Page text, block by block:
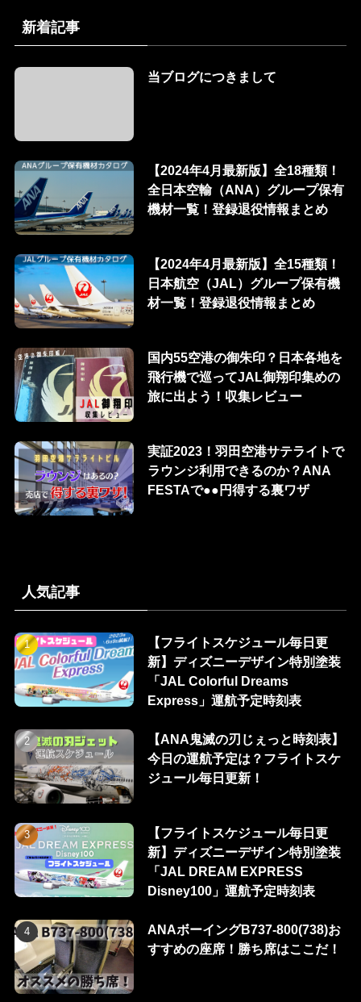
新着記事
当ブログにつきまして
【2024年4月最新版】全18種類！
全日本空輸（ANA）グループ保有
機材一覧！登録退役情報まとめ
【2024年4月最新版】全15種類！
日本航空（JAL）グループ保有機
材一覧！登録退役情報まとめ
国内55空港の御朱印？日本各地を
飛行機で巡ってJAL御翔印集めの
旅に出よう！収集レビュー
実証2023！羽田空港サテライトで
ラウンジ利用できるのか？ANA
FESTAで●●円得する裏ワザ
人気記事
【フライトスケジュール毎日更
新】ディズニーデザイン特別塗装
「JAL Colorful Dreams
Express」運航予定時刻表
【ANA鬼滅の刃じぇっと時刻表】
今日の運航予定は？フライトスケ
ジュール毎日更新！
【フライトスケジュール毎日更
新】ディズニーデザイン特別塗装
「JAL DREAM EXPRESS
Disney100」運航予定時刻表
ANAボーイングB737-800(738)お
すすめの座席！勝ち席はここだ！